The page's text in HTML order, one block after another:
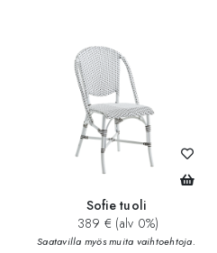
Sofie tuoli
389 € (alv 0%)
Saatavilla myös muita vaihtoehtoja.